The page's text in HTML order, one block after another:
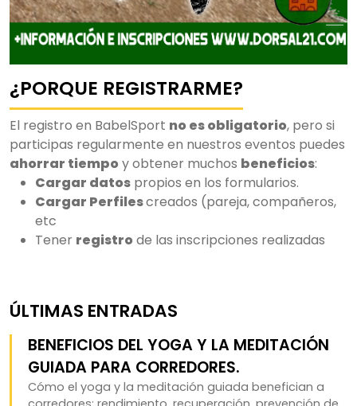
¿PORQUE REGISTRARME?
El registro en BabelSport no es obligatorio, pero si
participas regularmente en nuestros eventos puedes
ahorrar tiempo y obtener muchos beneficios:
Cargar datos propios en los formularios.
Cargar Perfilescreados (pareja, compañeros,
etc
Tener registro de las inscripciones realizadas
ÚLTIMAS ENTRADAS
BENEFICIOS DEL YOGA Y LA MEDITACIÓN
GUIADA PARA CORREDORES.
Cómo el yoga y la meditación guiada benefician a